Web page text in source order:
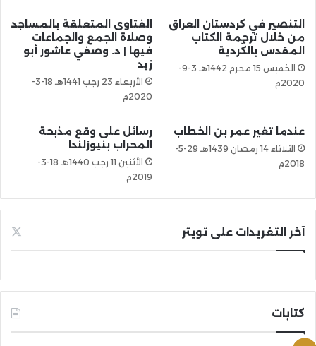
التنصير في كردستان العراق
من خلال ترجمة الكتاب
المقدس بالكُردية
الخميس 15 محرم 1442هـ 3-9-
2020م
الفتاوى المتعلقة بالمساجد
وصلاة الجمع والجماعات
فيها | د. وصفي عاشور أبو
زيد
الأربعاء 23 رجب 1441هـ 18-3-
2020م
عندما تغير عمر بن الخطاب
الثلاثاء 14 رمضان 1439هـ 29-5-
2018م
رسائل على وقع مذبحة
المحراب بنيوزلندا
الأثنين 11 رجب 1440هـ 18-3-
2019م
آخر التغريدات على تويتر
كتابات